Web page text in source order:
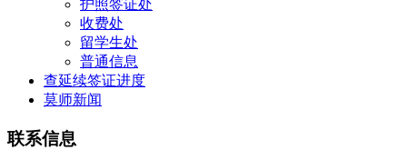
护照签证处
收费处
留学生处
普通信息
查延续签证进度
莫师新闻
联系信息